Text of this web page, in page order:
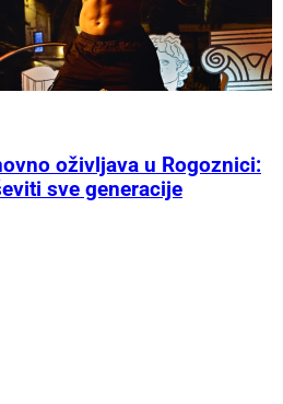
oživljava u Rogoznici:
sve generacije